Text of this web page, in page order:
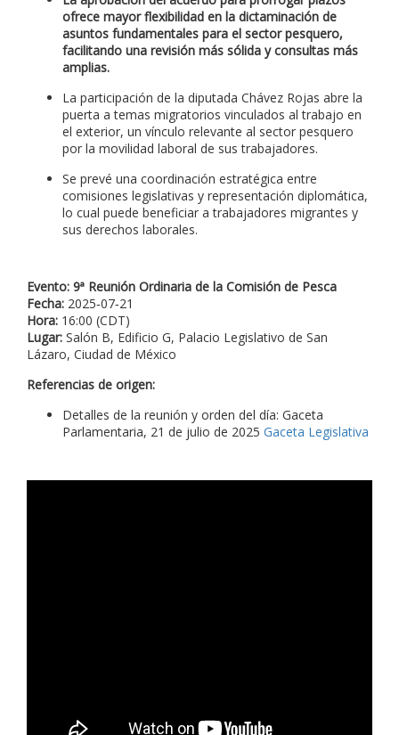
ofrece mayor flexibilidad en la dictaminación de
asuntos fundamentales para el sector pesquero,
facilitando una revisión más sólida y consultas más
amplias.
La participación de la diputada Chávez Rojas abre la
puerta a temas migratorios vinculados al trabajo en
el exterior, un vínculo relevante al sector pesquero
por la movilidad laboral de sus trabajadores.
Se prevé una coordinación estratégica entre
comisiones legislativas y representación diplomática,
lo cual puede beneficiar a trabajadores migrantes y
sus derechos laborales.
Evento: 9ª Reunión Ordinaria de la Comisión de Pesca
Fecha: 2025‑07‑21
Hora: 16:00 (CDT)
Lugar: Salón B, Edificio G, Palacio Legislativo de San
Lázaro, Ciudad de México
Referencias de origen:
Detalles de la reunión y orden del día: Gaceta
Parlamentaria, 21 de julio de 2025 Gaceta Legislativa